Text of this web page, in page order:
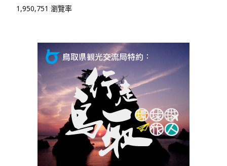
1,950,751 瀏覽率